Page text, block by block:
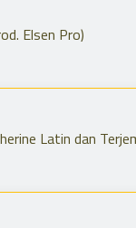
Elsen Pro)
Latin dan